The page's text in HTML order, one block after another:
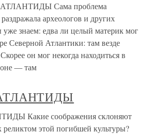
Сама проблема
археологов и других
знаем: едва ли целый материк мог
Северной Атлантики: там везде
он мог некогда находиться в
— там
Какие соображения склоняют
реликтом этой погибшей культуры?